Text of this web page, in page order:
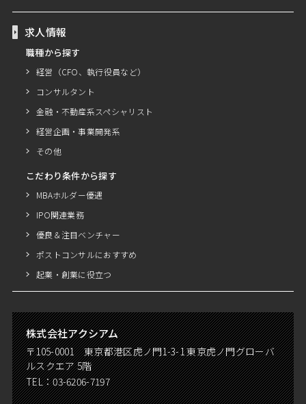
求人情報
職種から探す
経営（CFO、執行役員など）
コンサルタント
金融・不動産系スペシャリスト
経営企画・事業開発系
その他
こだわり条件から探す
MBAホルダー優遇
IPO関連業務
優良＆注目ベンチャー
ポストコンサルにおすすめ
起業・創業に役立つ
株式会社アクシアム
〒105-0001 東京都港区虎ノ門1-3-1 東京虎ノ門グローバ
ルスクエア 5階
TEL：03-6206-7197